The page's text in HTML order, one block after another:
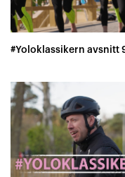
#Yoloklassikern avsnitt